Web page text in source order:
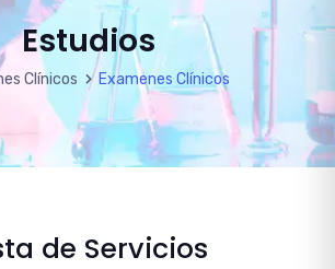
Estudios
Clínicos Examenes Clínicos
de Servicios